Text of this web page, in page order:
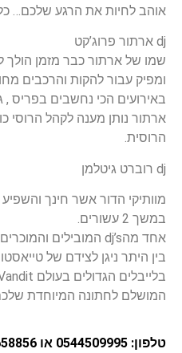
אוהב לחיות את הרגע שלכם…
dj ארתור פרוג’קט
שמו של ארתור כבר מזמן הולך
באירועים הכי נחשבים בפריס ,
ארתור נותן מענה לקהל הרוסי
הרוסית.
dj רוברט גיטלמן
מוותיקי הדור אשר חינך
במשך 2 עשורים.
אחד מהdj’s המובילים והמוכרים בארץ ובעולם.
בין היתר ניגן לצידם של
המושלם לחתונה המיוחדת
טלפון: 0544509995 או 0528658856